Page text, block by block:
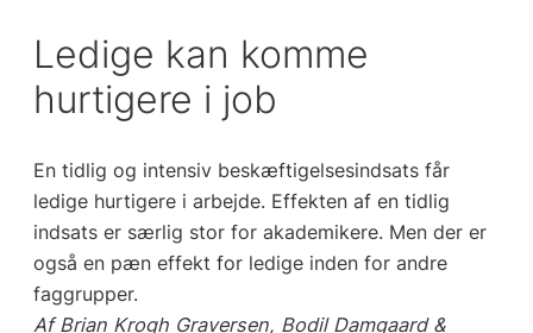
Ledige kan komme
hurtigere i job
En tidlig og intensiv beskæftigelsesindsats får
ledige hurtigere i arbejde. Effekten af en tidlig
indsats er særlig stor for akademikere. Men der er
også en pæn effekt for ledige inden for andre
faggrupper.
Af Brian Krogh Graversen, Bodil Damgaard &